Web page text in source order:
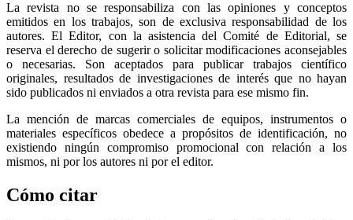
La revista no se responsabiliza con las opiniones y conceptos
emitidos en los trabajos, son de exclusiva responsabilidad de los
autores. El Editor, con la asistencia del Comité de Editorial, se
reserva el derecho de sugerir o solicitar modificaciones aconsejables
o necesarias. Son aceptados para publicar trabajos científico
originales, resultados de investigaciones de interés que no hayan
sido publicados ni enviados a otra revista para ese mismo fin.
La mención de marcas comerciales de equipos, instrumentos o
materiales específicos obedece a propósitos de identificación, no
existiendo ningún compromiso promocional con relación a los
mismos, ni por los autores ni por el editor.
Cómo citar